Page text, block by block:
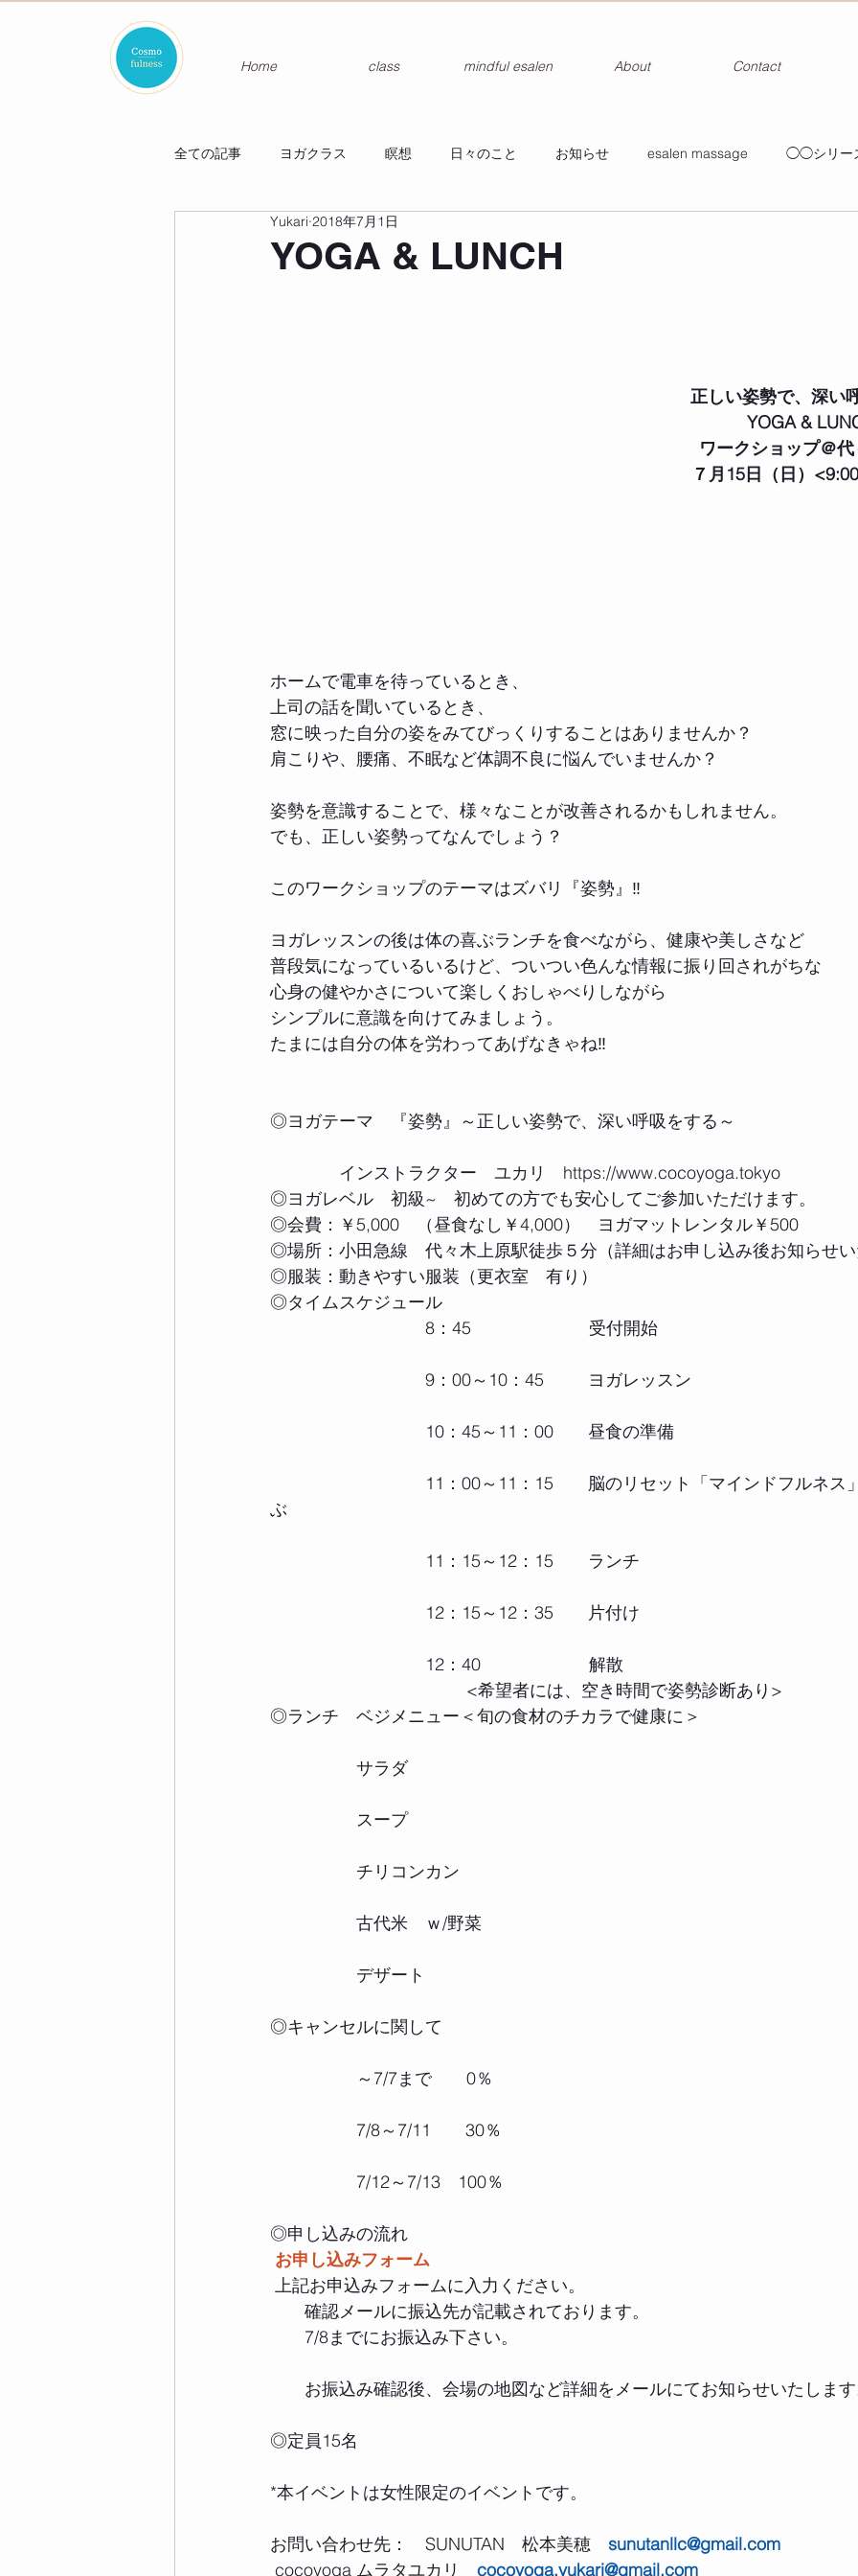
Home class mindful esalen About Contact
全ての記事 ヨガクラス 瞑想 日々のこと お知らせ esalen massage ◯◯シリー
YOGA & LUNCH
Yukari 2018年7月1日
正しい姿勢で、深い
YOGA &
ワークショップ＠
７月15日（日）
ホームで電車を待っているとき、
上司の話を聞いているとき、
窓に映った自分の姿をみてびっくりすることはありませんか？
肩こりや、腰痛、不眠など体調不良に悩んでいませんか？
姿勢を意識することで、様々なことが改善されるかもしれません。
でも、正しい姿勢ってなんでしょう？
このワークショップのテーマはズバリ『姿勢』‼︎
ヨガレッスンの後は体の喜ぶランチを食べながら、健康や美しさなど
普段気になっているいるけど、ついつい色んな情報に振り回されがちな
心身の健やかさについて楽しくおしゃべりしながら
シンプルに意識を向けてみましょう。
たまには自分の体を労わってあげなきゃね‼︎
◎ヨガテーマ　『姿勢』～正しい姿勢で、深い呼吸をする～
インストラクター　ユカリ　https://www.cocoyoga.tokyo
◎ヨガレベル　初級~　初めての方でも安心してご参加いただけます。
◎会費：￥5,000　（昼食なし￥4,000）　ヨガマットレンタル￥500
◎場所：小田急線　代々木上原駅徒歩５分（詳細はお申し込み後お知らせ
◎服装：動きやすい服装（更衣室　有り）
◎タイムスケジュール
8：45　　　　　　   受付開始
9：00～10：45　　  ヨガレッスン
10：45～11：00　　昼食の準備
11：00～11：15　　脳のリセット「マインドフルネス」
ぶ
11：15～12：15　　ランチ
12：15～12：35　　片付け
12：40　　　　　　 解散
<希望者には、空き時間で姿勢診断あり>
◎ランチ　ベジメニュー＜旬の食材のチカラで健康に＞
サラダ
スープ
チリコンカン
古代米　ｗ/野菜
デザート
◎キャンセルに関して
～7/7まで　　0％
7/8～7/11　　30％
7/12～7/13　100％
◎申し込みの流れ
お申し込みフォーム
上記お申込みフォームに入力ください。
確認メールに振込先が記載されております。
7/8までにお振込み下さい。
お振込み確認後、会場の地図など詳細をメールにてお知らせいたしま
◎定員15名
*本イベントは女性限定のイベントです。
お問い合わせ先：　SUNUTAN　松本美穂 sunutanllc@gmail.com
cocoyoga ムラタユカリ cocoyoga.yukari@gmail.com